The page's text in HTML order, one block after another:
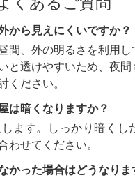
から見えにくいですか？
間、外の明るさを利用し
と透けやすいため、夜間
ください。
は暗くなりますか？
ます。しっかり暗くし
わせてください。
かった場合はどうなりま